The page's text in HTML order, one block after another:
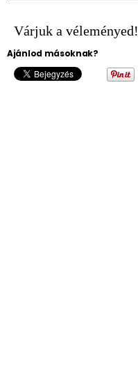
Várjuk a véleményed!
Ajánlod másoknak?